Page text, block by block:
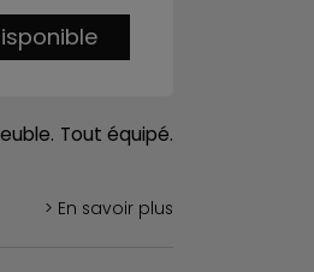
Tout équipé.
> En savoir plus